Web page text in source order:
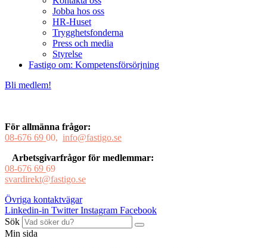
Jobba hos oss
HR-Huset
Trygghetsfonderna
Press och media
Styrelse
Fastigo om: Kompetensförsörjning
Bli medlem!
För allmänna frågor:
08-676 69 00, info@fastigo.se
Arbetsgivarfrågor för medlemmar:
08-676 69 69
svardirekt@fastigo.se
Övriga kontaktvägar
Linkedin-in Twitter Instagram Facebook
Sök
Min sida